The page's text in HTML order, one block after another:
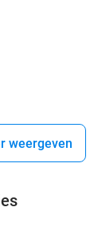
weergeven